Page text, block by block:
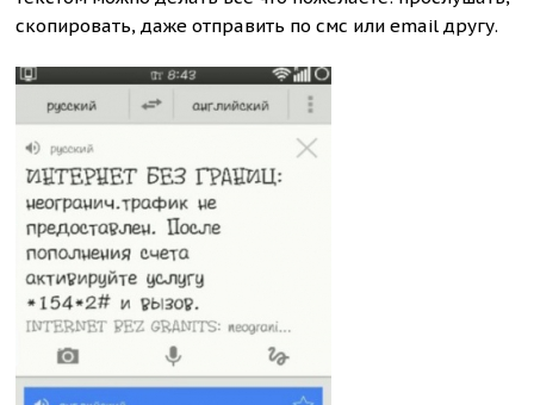
скопировать, даже отправить по смс или email другу.